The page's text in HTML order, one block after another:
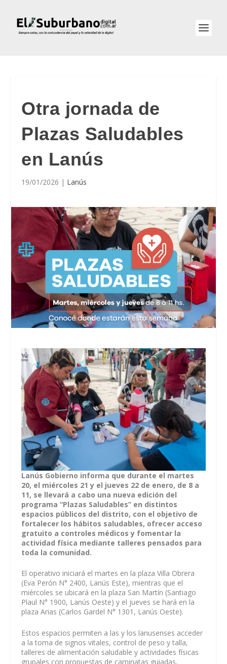
Otra jornada de
Plazas Saludables
en Lanús
19/01/2026 | Lanús
Lanús Gobierno informa que durante el martes
20, el miércoles 21 y el jueves 22 de enero, de 8 a
11, se llevará a cabo una nueva edición del
programa “Plazas Saludables” en distintos
espacios públicos del distrito, con el objetivo de
fortalecer los hábitos saludables, ofrecer acceso
gratuito a controles médicos y fomentar la
actividad física mediante talleres pensados para
toda la comunidad.
El operativo iniciará el martes en la plaza Villa Obrera
(Eva Perón N° 2400, Lanús Este), mientras que el
miércoles se ubicará en la plaza San Martín (Santiago
Plaul N° 1900, Lanús Oeste) y el jueves se hará en la
plaza Arias (Carlos Gardel N° 1301, Lanús Oeste).
Estos espacios permiten a las y los lanusenses acceder
a la toma de signos vitales, control de peso y talla,
talleres de alimentación saludable y actividades físicas
grupales con propuestas de caminatas guiadas,